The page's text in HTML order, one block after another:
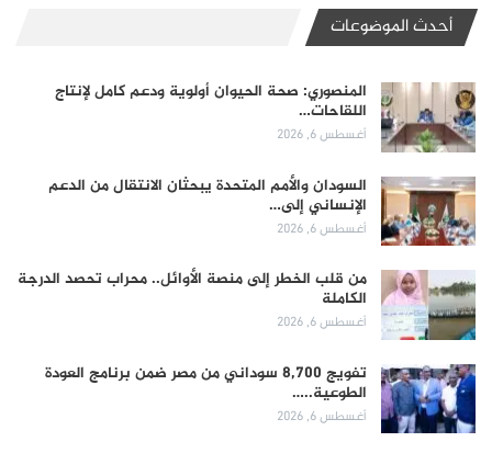
أحدث الموضوعات
المنصوري: صحة الحيوان أولوية ودعم كامل لإنتاج
اللقاحات…
أغسطس 6, 2026
السودان والأمم المتحدة يبحثان الانتقال من الدعم
الإنساني إلى…
أغسطس 6, 2026
من قلب الخطر إلى منصة الأوائل.. محراب تحصد الدرجة
الكاملة
أغسطس 6, 2026
تفويج 8,700 سوداني من مصر ضمن برنامج العودة
الطوعية..…
أغسطس 6, 2026